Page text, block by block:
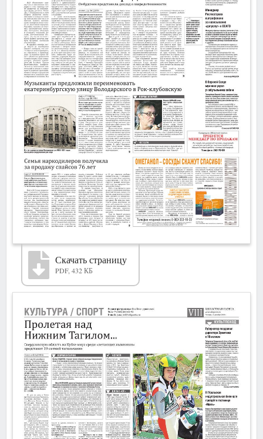
Скачать страницу
PDF, 432 КБ